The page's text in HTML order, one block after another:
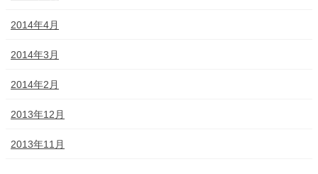
2014年4月
2014年3月
2014年2月
2013年12月
2013年11月